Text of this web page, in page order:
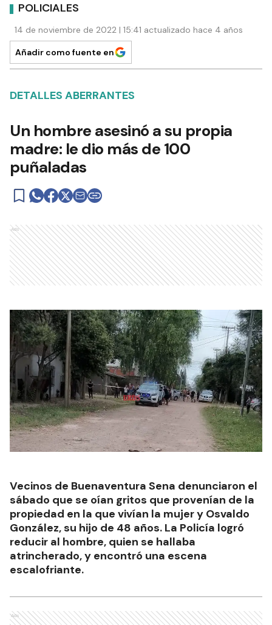
POLICIALES
14 de noviembre de 2022 | 15:41 actualizado hace 4 años
Añadir como fuente en
DETALLES ABERRANTES
Un hombre asesinó a su propia
madre: le dio más de 100
puñaladas
Ads
Vecinos de Buenaventura Sena denunciaron el
sábado que se oían gritos que provenían de la
propiedad en la que vivían la mujer y Osvaldo
González, su hijo de 48 años. La Policía logró
reducir al hombre, quien se hallaba
atrincherado, y encontró una escena
escalofriante.
Ads